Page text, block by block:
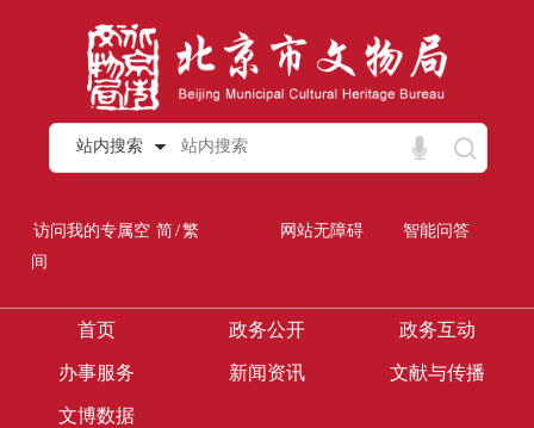
站内搜索
访问我的专属空
间
简/繁 网站无障碍 智能问答
首页 政务公开 政务互动
办事服务 新闻资讯 文献与传播
文博数据